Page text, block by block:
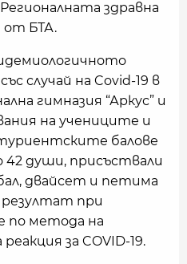
здравна
от БТА.
случай на Covid-19 в
гимназия “Аркус” и
на учениците и
балове
души, присъствали
двайсет и петима
резултат при
по метода на
за COVID-19.